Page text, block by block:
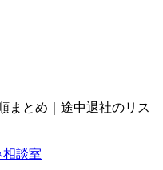
まとめ｜途中退社のリス
相談室